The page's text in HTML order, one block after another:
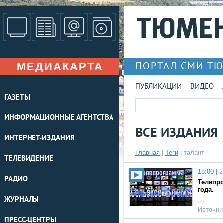
МЕДИАКАРТА
ГАЗЕТЫ
ИНФОРМАЦИОННЫЕ АГЕНТСТВА
ИНТЕРНЕТ-ИЗДАНИЯ
ТЕЛЕВИДЕНИЕ
РАДИО
ЖУРНАЛЫ
ПРЕСС-ЦЕНТРЫ
ПОРТАЛ СМИ
ПУБЛИКАЦИИ ВИДЕО
ВСЕ ИЗДАНИЯ
Главная Теги | талант
18:00 |
года.
…